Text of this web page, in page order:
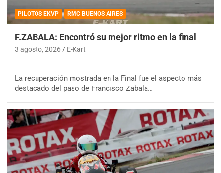
PILOTOS EKVP RMC BUENOS AIRES
F.ZABALA: Encontró su mejor ritmo en la final
3 agosto, 2026 E-Kart
La recuperación mostrada en la Final fue el aspecto más
destacado del paso de Francisco Zabala…